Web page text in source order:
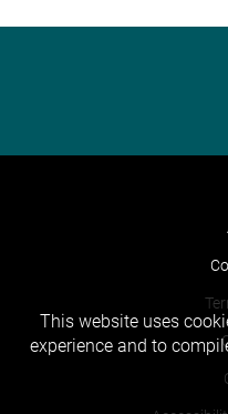
This website uses
experience and to